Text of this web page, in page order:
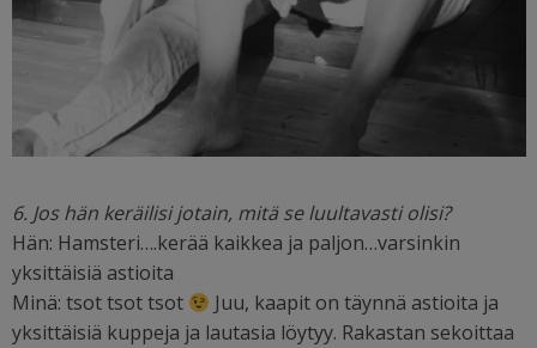
6. Jos hän keräilisi jotain, mitä se luultavasti olisi?
Hän: Hamsteri….kerää kaikkea ja paljon…varsinkin
yksittäisiä astioita
Minä: tsot tsot tsot
Juu, kaapit on täynnä astioita ja
yksittäisiä kuppeja ja lautasia löytyy. Rakastan sekoittaa